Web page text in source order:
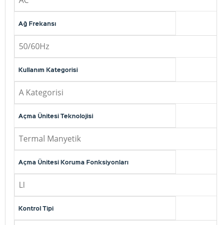
Ağ Frekansı
50/60Hz
Kullanım Kategorisi
A Kategorisi
Açma Ünitesi Teknolojisi
Termal Manyetik
Açma Ünitesi Koruma Fonksiyonları
LI
Kontrol Tipi